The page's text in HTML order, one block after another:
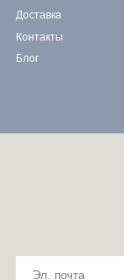
Доставка
Контакты
Блог